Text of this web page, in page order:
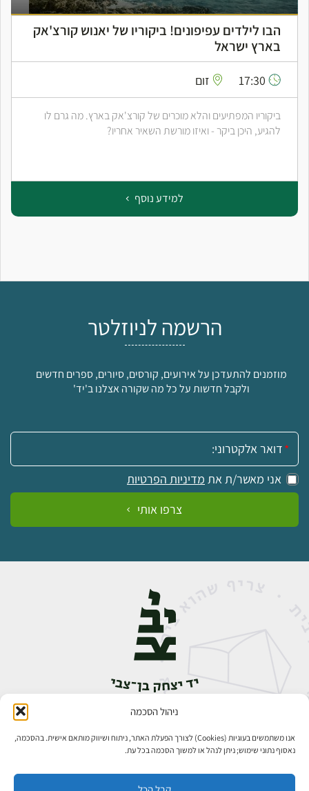
ניהול הסכמה
אנו משתמשים בעוגיות (Cookies) לצורך הפעלת האתר, ניתוח ושיווק מותאם אישית. בהסכמה,
נאסוף נתוני שימוש; ניתן לנהל או למשוך הסכמה בכל עת.
הבו לילדים עפיפונים! ביקוריו של יאנוש קורצ'אק
בארץ ישראל
זום
ביקוריו המפתיעים והלא מוכרים של קורצ'אק בארץ. מה גרם לו
להגיע, היכן ביקר - ואיזו מורשת השאיר אחריו?
למידע נוסף
הרשמה לניוזלטר
מוזמנים להתעדכן על אירועים, קורסים, סיורים, ספרים חדשים
ולקבל חדשות על כל מה שקורה אצלנו ב'יד'
אימייל:
אני מאשר/ת את מדיניות הפרטיות
צרפו אותי
אבן גבירול 14, רחביה, ירושלים